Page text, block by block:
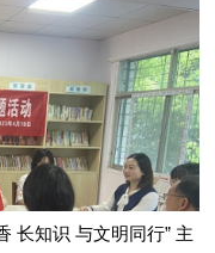
长知识 与文明同行” 主